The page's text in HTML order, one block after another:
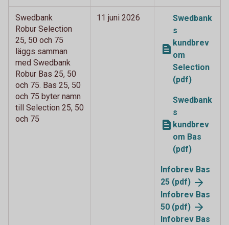
Swedbank
Robur Selection
25, 50 och 75
läggs samman
med Swedbank
Robur Bas 25, 50
och 75. Bas 25, 50
och 75 byter namn
till Selection 25, 50
och 75
11 juni 2026
Swedbank
s
kundbrev
om
Selection
(pdf)
Swedbank
s
kundbrev
om Bas
(pdf)
Infobrev Bas
25 (pdf)
Infobrev Bas
50 (pdf)
Infobrev Bas